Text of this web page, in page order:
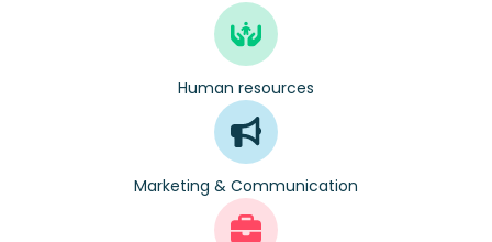
Human resources
Marketing & Communication